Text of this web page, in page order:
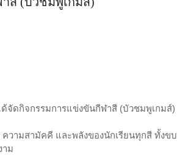
จัดกิจกรรมการแข่งขันกีฬาสี (บัวชมพูเกมส์)
วามสามัคคี และพลังของนักเรียนทุกสี ทั้งข
าม